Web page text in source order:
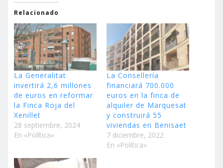
Relacionado
La Generalitat
invertirá 2,6 millones
de euros en reformar
la Finca Roja del
Xenillet
28 septiembre, 2024
En «Política»
La Consellería
financiará 700.000
euros en la finca de
alquiler de Marquesat
y construirá 55
viviendas en Benisaet
7 diciembre, 2022
En «Política»